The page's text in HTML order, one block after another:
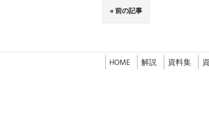
前の記事
HOME 解説 資料集